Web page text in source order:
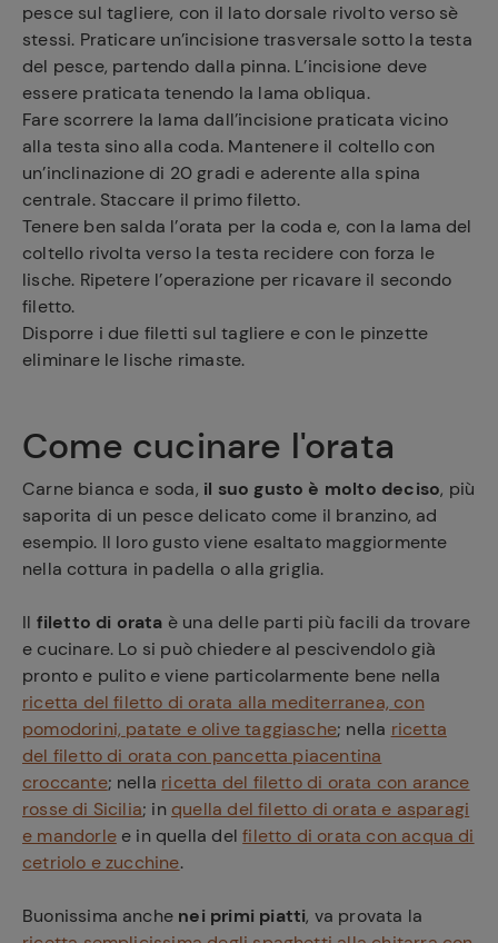
pesce sul tagliere, con il lato dorsale rivolto verso sè
stessi. Praticare un’incisione trasversale sotto la testa
del pesce, partendo dalla pinna. L’incisione deve
essere praticata tenendo la lama obliqua.
Fare scorrere la lama dall’incisione praticata vicino
alla testa sino alla coda. Mantenere il coltello con
un’inclinazione di 20 gradi e aderente alla spina
centrale. Staccare il primo filetto.
Tenere ben salda l’orata per la coda e, con la lama del
coltello rivolta verso la testa recidere con forza le
lische. Ripetere l’operazione per ricavare il secondo
filetto.
Disporre i due filetti sul tagliere e con le pinzette
eliminare le lische rimaste.
Come cucinare l'orata
Carne bianca e soda, il suo gusto è molto deciso, più
saporita di un pesce delicato come il branzino, ad
esempio. Il loro gusto viene esaltato maggiormente
nella cottura in padella o alla griglia.
Il filetto di orata è una delle parti più facili da trovare
e cucinare. Lo si può chiedere al pescivendolo già
pronto e pulito e viene particolarmente bene nella
ricetta del filetto di orata alla mediterranea, con
pomodorini, patate e olive taggiasche; nella ricetta
del filetto di orata con pancetta piacentina
croccante; nella ricetta del filetto di orata con arance
rosse di Sicilia; in quella del filetto di orata e asparagi
e mandorlee in quella delfiletto di orata con acqua di
cetriolo e zucchine.
Buonissima anche nei primi piatti, va provata la